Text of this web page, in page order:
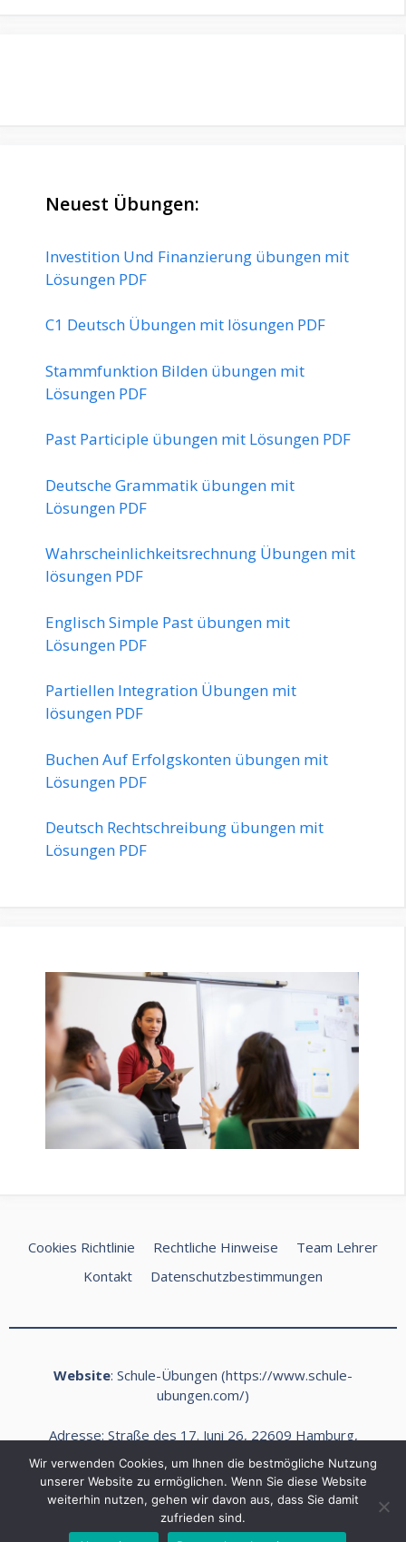
Neuest Übungen:
Investition Und Finanzierung übungen mit
Lösungen PDF
C1 Deutsch Übungen mit lösungen PDF
Stammfunktion Bilden übungen mit
Lösungen PDF
Past Participle übungen mit Lösungen PDF
Deutsche Grammatik übungen mit
Lösungen PDF
Wahrscheinlichkeitsrechnung Übungen mit
lösungen PDF
Englisch Simple Past übungen mit
Lösungen PDF
Partiellen Integration Übungen mit
lösungen PDF
Buchen Auf Erfolgskonten übungen mit
Lösungen PDF
Deutsch Rechtschreibung übungen mit
Lösungen PDF
Cookies Richtlinie Rechtliche Hinweise
Team Lehrer
Kontakt
Datenschutzbestimmungen
Website: Schule-Übungen (https://www.schule-
ubungen.com/)
Adresse: Straße des 17. Juni 26, 22609 Hamburg,
Deutschland
E-Mail: kontakt@schule-ubungen.com
Telefon: +49 (0) 40 468989 Fax: +49 (0) 40 468990
Wir verwenden Cookies, um Ihnen die bestmögliche Nutzung
unserer Website zu ermöglichen. Wenn Sie diese Website
weiterhin nutzen, gehen wir davon aus, dass Sie damit
zufrieden sind.